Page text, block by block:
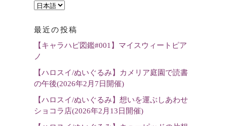
言
を
選
最近の投稿
【キャラハピ図鑑#001】マイスウィートピア
ノ
【ハロスイ/ぬいぐるみ】カメリア庭園で読書
の午後(2026年2月7日開催)
【ハロスイ/ぬいぐるみ】想いを運ぶしあわせ
ショコラ店(2026年2月13日開催)